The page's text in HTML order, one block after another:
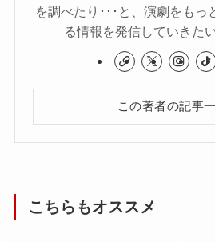
を調べたり･･･と、演劇をもっ
る情報を発信していきた
この著者の記事
こちらもオススメ